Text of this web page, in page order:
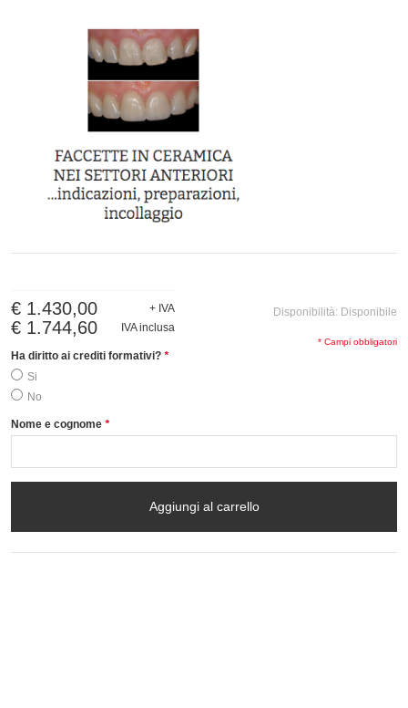
Disponibilità: Disponibile
+ IVA
€ 1.430,00
IVA inclusa
€ 1.744,60
*
Ha diritto ai crediti formativi?
Si
No
*
Nome e cognome
* Campi obbligatori
Aggiungi al carrello